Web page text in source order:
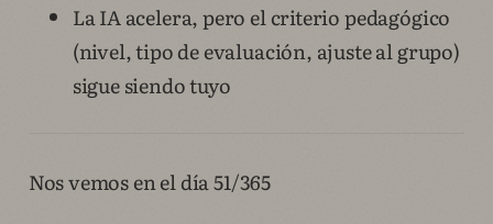
La IA acelera, pero el criterio pedagógico
(nivel, tipo de evaluación, ajuste al grupo)
sigue siendo tuyo
Nos vemos en el día 51/365